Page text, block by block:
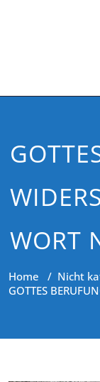
WORT
Home / Nicht
GOTTES